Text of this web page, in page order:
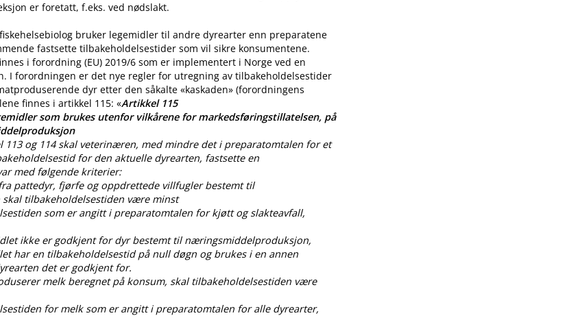
er foretatt, f.eks. ved nødslakt.
bruker legemidler til andre dyrearter enn preparatene
fastsette tilbakeholdelsestider som vil sikre konsumentene.
i forordning (EU) 2019/6 som er implementert i Norge ved en
I forordningen er det nye regler for utregning av tilbakeholdelsestider
dyr etter den såkalte «kaskaden» (forordningens
finnes i artikkel 115: «Artikkel 115
som brukes utenfor vilkårene for markedsføringstillatelsen, på
113 og 114 skal veterinæren, med mindre det i preparatomtalen for et
for den aktuelle dyrearten, fastsette en
med følgende kriterier:
pattedyr, fjørfe og oppdrettede villfugler bestemt til
tilbakeholdelsestiden være minst
som er angitt i preparatomtalen for kjøtt og slakteavfall,
ikke er godkjent for dyr bestemt til næringsmiddelproduksjon,
har en tilbakeholdelsestid på null døgn og brukes i en annen
det er godkjent for.
melk beregnet på konsum, skal tilbakeholdelsestiden være
for melk som er angitt i preparatomtalen for alle dyrearter,